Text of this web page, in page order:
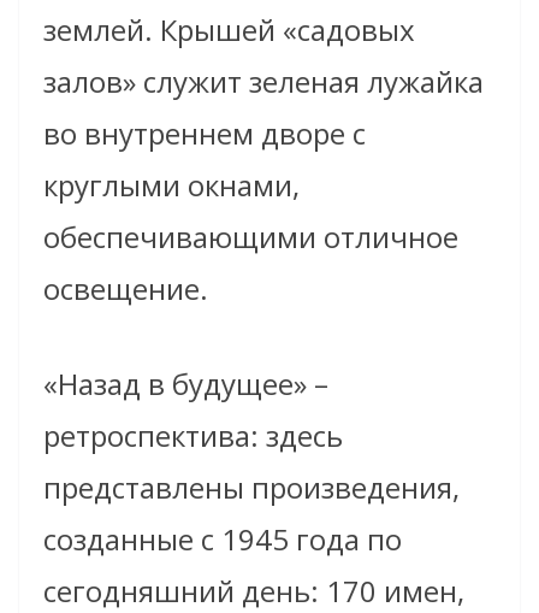
землей. Крышей «садовых
залов» служит зеленая лужайка
во внутреннем дворе с
круглыми окнами,
обеспечивающими отличное
освещение.
«Назад в будущее» –
ретроспектива: здесь
представлены произведения,
созданные с 1945 года по
сегодняшний день: 170 имен,